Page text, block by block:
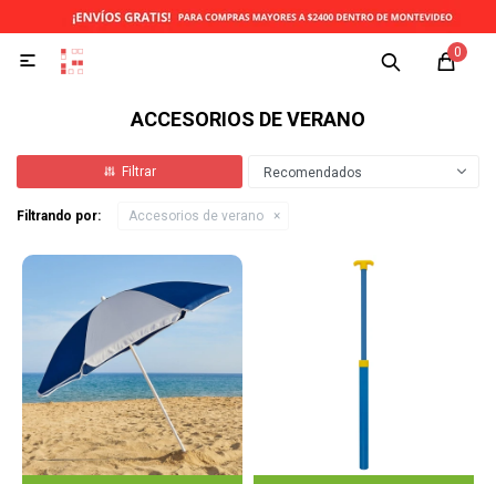
0

ACCESORIOS DE VERANO
Recomendados
Filtrando por: Accesorios de verano